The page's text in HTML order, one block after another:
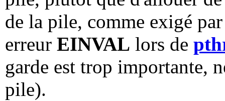
de la pile, comme exigé
erreur EINVAL lors de
garde est trop importante,
pile).